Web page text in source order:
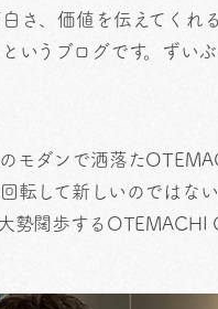
さ、価値を伝えてくれ
いうブログです。ずい
モダンで洒落た
転して新しいのではな
勢闊歩するOTEMACHI